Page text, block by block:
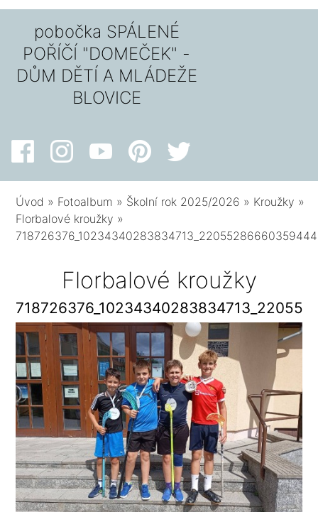
pobočka SPÁLENÉ
POŘÍČÍ "DOMEČEK" -
DŮM DĚTÍ A MLÁDEŽE
BLOVICE
Úvod » Fotoalbum » Školní rok 2025/2026 » Kroužky »
Florbalové kroužky »
Florbalové kroužky